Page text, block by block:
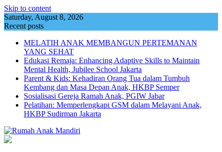
Skip to content
Saturday, August 8, 2026
Recent posts
MELATIH ANAK MEMBANGUN PERTEMANAN
YANG SEHAT
Edukasi Remaja: Enhancing Adaptive Skills to Maintain
Mental Health, Jubilee School Jakarta
Parent & Kids: Kehadiran Orang Tua dalam Tumbuh
Kembang dan Masa Depan Anak, HKBP Semper
Sosialisasi Gereja Ramah Anak, PGIW Jabar
Pelatihan: Memperlengkapi GSM dalam Melayani Anak,
HKBP Sudirman Jakarta